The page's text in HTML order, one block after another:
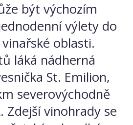
být výchozím
výlety do
oblasti.
láká nádherná
St. Emilion,
severovýchodně
Zdejší vinohrady se